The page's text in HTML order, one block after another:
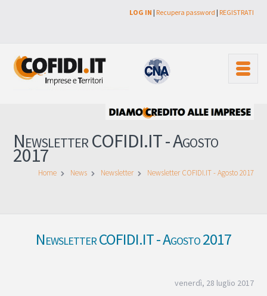
LOG IN | Recupera password | REGISTRATI
Newsletter COFIDI.IT - Agosto
2017
Home News Newsletter Newsletter COFIDI.IT - Agosto 2017
Newsletter COFIDI.IT - Agosto 2017
venerdì, 28 luglio 2017